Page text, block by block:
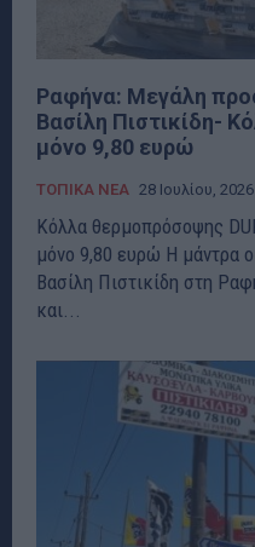
Ραφήνα: Μεγάλη
Βασίλη Πιστικίδη-
μόνο 9,80 ευρώ
ΤΟΠΙΚΑ ΝΕΑ 28 Ιουλίου, 2026
Κόλλα θερμοπρόσοψης
μόνο 9,80 ευρώ Η μάντρα οικοδομικών υλικών του
Βασίλη Πιστικίδη στη
και...